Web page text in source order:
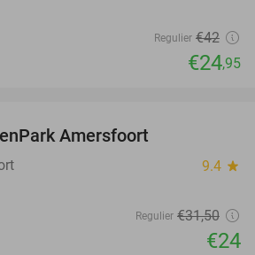
Regulier €42
€24,95
Amersfoort
9.4 star
Regulier €31,50
€24